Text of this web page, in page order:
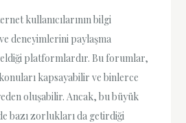
kullanıcılarının bilgi
deneyimlerini paylaşma
platformlardır. Bu forumlar,
kapsayabilir ve binlerce
oluşabilir. Ancak, bu büyük
bazı zorlukları da getirdiği